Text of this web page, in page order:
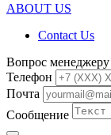
ABOUT US
Contact Us
Вопрос менеджеру
Телефон
Почта
Сообщение